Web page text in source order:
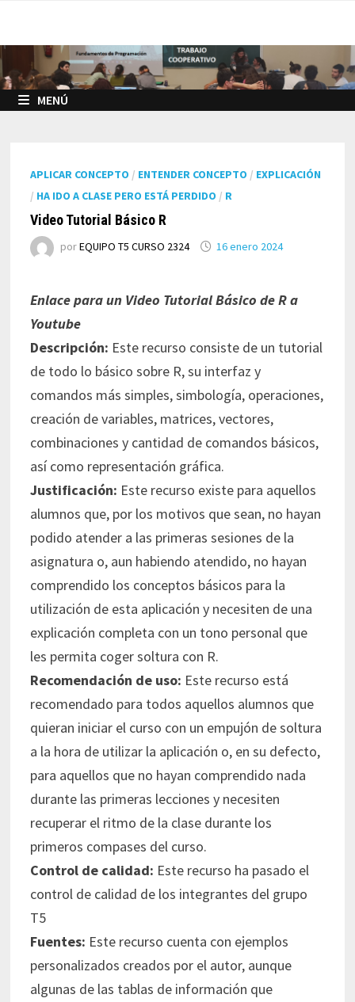
contenido
MENÚ
APLICAR CONCEPTO / ENTENDER CONCEPTO / EXPLICACIÓN
/ HA IDO A CLASE PERO ESTÁ PERDIDO / R
Video Tutorial Básico R
porEQUIPO T5 CURSO 2324 16 enero 2024
Enlace para un Video Tutorial Básico de R a
Youtube
Descripción: Este recurso consiste de un tutorial
de todo lo básico sobre R, su interfaz y
comandos más simples, simbología, operaciones,
creación de variables, matrices, vectores,
combinaciones y cantidad de comandos básicos,
así como representación gráfica.
Justificación: Este recurso existe para aquellos
alumnos que, por los motivos que sean, no hayan
podido atender a las primeras sesiones de la
asignatura o, aun habiendo atendido, no hayan
comprendido los conceptos básicos para la
utilización de esta aplicación y necesiten de una
explicación completa con un tono personal que
les permita coger soltura con R.
Recomendación de uso: Este recurso está
recomendado para todos aquellos alumnos que
quieran iniciar el curso con un empujón de soltura
a la hora de utilizar la aplicación o, en su defecto,
para aquellos que no hayan comprendido nada
durante las primeras lecciones y necesiten
recuperar el ritmo de la clase durante los
primeros compases del curso.
Control de calidad: Este recurso ha pasado el
control de calidad de los integrantes del grupo
T5
Fuentes: Este recurso cuenta con ejemplos
personalizados creados por el autor, aunque
algunas de las tablas de información que